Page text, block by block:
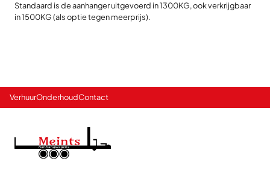
Standaard is de aanhanger uitgevoerd in 1300KG, ook verkrijgbaar
in 1500KG (als optie tegen meerprijs).
VerhuurOnderhoudContact